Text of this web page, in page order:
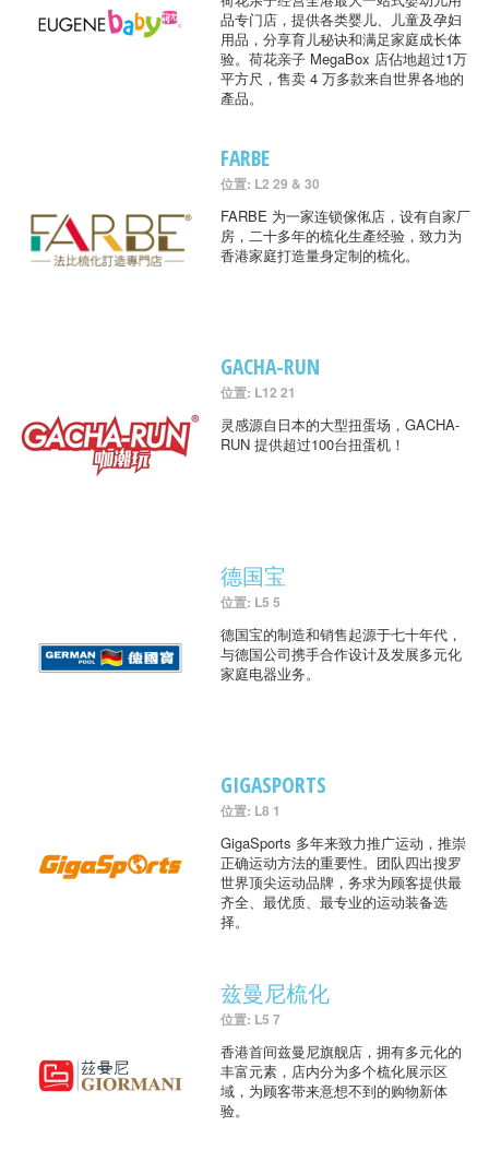
品专门店，提供各类婴儿、儿童及孕妇
用品，分享育儿秘诀和满足家庭成长体
验。荷花亲子 MegaBox 店佔地超过1万
平方尺，售卖 4 万多款来自世界各地的
產品。
FARBE
位置: L2 29 & 30
FARBE 为一家连锁傢俬店，设有自家厂
房，二十多年的梳化生產经验，致力为
香港家庭打造量身定制的梳化。
GACHA-RUN
位置: L12 21
灵感源自日本的大型扭蛋场，GACHA-
RUN 提供超过100台扭蛋机！
德国宝
位置: L5 5
德国宝的制造和销售起源于七十年代，
与德国公司携手合作设计及发展多元化
家庭电器业务。
GIGASPORTS
位置: L8 1
GigaSports 多年来致力推广运动，推崇
正确运动方法的重要性。团队四出搜罗
世界顶尖运动品牌，务求为顾客提供最
齐全、最优质、最专业的运动装备选
择。
兹曼尼梳化
位置: L5 7
香港首间兹曼尼旗舰店，拥有多元化的
丰富元素，店内分为多个梳化展示区
域，为顾客带来意想不到的购物新体
验。